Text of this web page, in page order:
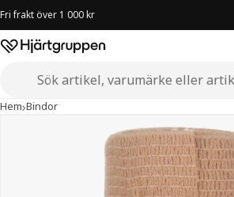
Fri frakt över 1 000 kr
Hjärtgruppen – startsida
Hem›Bindor
›ViTri Forte Kompressionsbinda färgad 12 cm x 7 m